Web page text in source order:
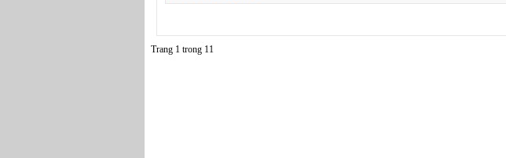
Trang 1 trong 11